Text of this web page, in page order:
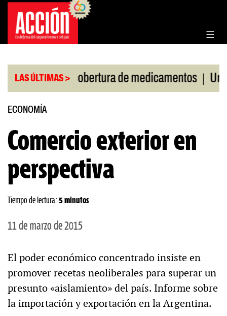
Saltar
contenido
LAS ÚLTIMAS >
por cobertura de medicamentos | Uruguay
ECONOMÍA
Comercio exterior en
perspectiva
Tiempo de lectura: 5 minutos
11 de marzo de 2015
El poder económico concentrado insiste en
promover recetas neoliberales para superar un
presunto «aislamiento» del país. Informe sobre
la importación y exportación en la Argentina.